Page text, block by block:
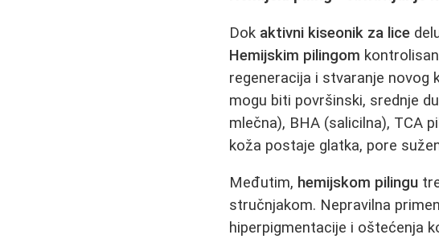
Dok aktivni kiseonik za lice
Hemijskim pilingom
regeneracija i stvaranje novog
mogu biti površinski, srednje
mlečna), BHA (salicilna), TCA
koža postaje glatka, pore
Međutim, hemijskom pilingu
stručnjakom. Nepravilna
hiperpigmentacije i oštećenja